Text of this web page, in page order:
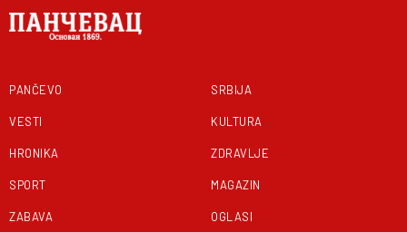
PANČEVO
VESTI
HRONIKA
SPORT
ZABAVA
SRBIJA
KULTURA
ZDRAVLJE
MAGAZIN
OGLASI